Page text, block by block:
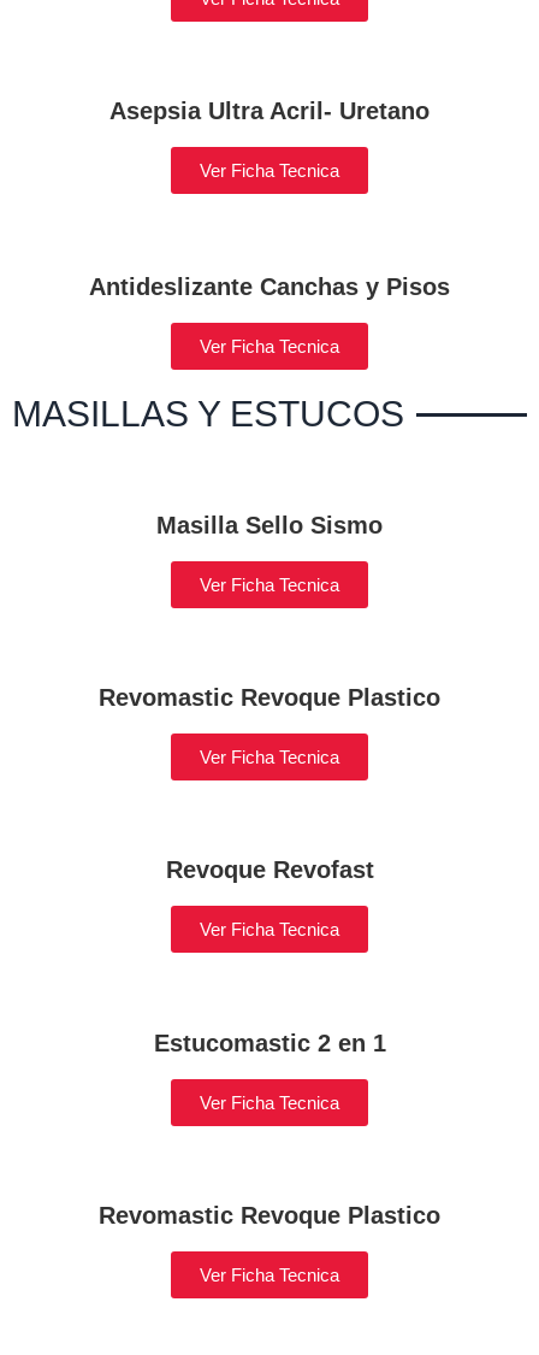
Asepsia Ultra Acril- Uretano
Ver Ficha Tecnica
Antideslizante Canchas y Pisos
Ver Ficha Tecnica
MASILLAS Y ESTUCOS
Masilla Sello Sismo
Ver Ficha Tecnica
Revomastic Revoque Plastico
Ver Ficha Tecnica
Revoque Revofast
Ver Ficha Tecnica
Estucomastic 2 en 1
Ver Ficha Tecnica
Revomastic Revoque Plastico
Ver Ficha Tecnica